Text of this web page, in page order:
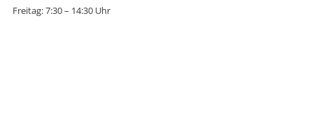
Freitag: 7:30 – 14:30 Uhr